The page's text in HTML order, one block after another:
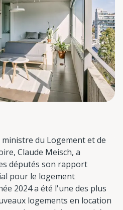
du Logement et de
Claude Meisch, a
députés son rapport
pour le logement
2024 a été l'une des plus
logements en location